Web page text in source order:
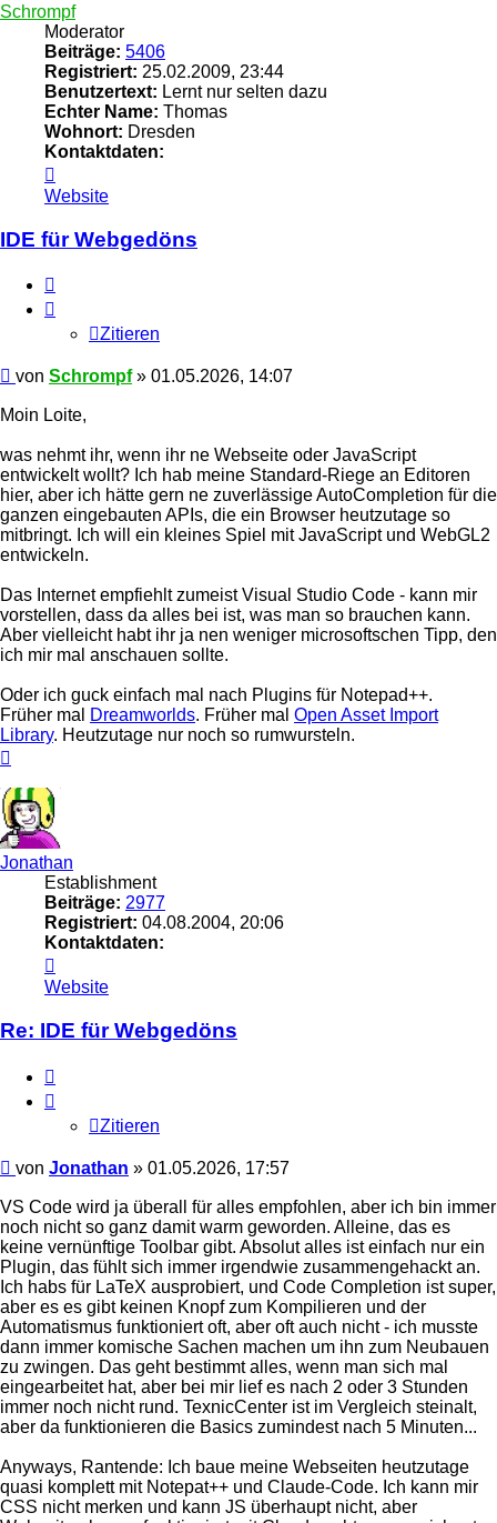
Schrompf
Moderator
Beiträge: 5406
Registriert: 25.02.2009, 23:44
Benutzertext: Lernt nur selten dazu
Echter Name: Thomas
Wohnort: Dresden
Kontaktdaten:
von
Schrompf
Website
IDE für Webgedöns
Zitieren
Beitrag
von Schrompf» 01.05.2026, 14:07
Moin Loite,
was nehmt ihr, wenn ihr ne Webseite oder JavaScript
entwickelt wollt? Ich hab meine Standard-Riege an Editoren
hier, aber ich hätte gern ne zuverlässige AutoCompletion für die
ganzen eingebauten APIs, die ein Browser heutzutage so
mitbringt. Ich will ein kleines Spiel mit JavaScript und WebGL2
entwickeln.
Das Internet empfiehlt zumeist Visual Studio Code - kann mir
vorstellen, dass da alles bei ist, was man so brauchen kann.
Aber vielleicht habt ihr ja nen weniger microsoftschen Tipp, den
ich mir mal anschauen sollte.
Oder ich guck einfach mal nach Plugins für Notepad++.
Früher mal
Dreamworlds. Früher mal Open Asset Import
Library. Heutzutage nur noch so rumwursteln.
Jonathan
Establishment
Beiträge: 2977
Registriert: 04.08.2004, 20:06
Kontaktdaten:
von
Jonathan
Website
Re: IDE für Webgedöns
Zitieren
Beitrag
von Jonathan » 01.05.2026, 17:57
VS Code wird ja überall für alles empfohlen, aber ich bin immer
noch nicht so ganz damit warm geworden. Alleine, das es
keine vernünftige Toolbar gibt. Absolut alles ist einfach nur ein
Plugin, das fühlt sich immer irgendwie zusammengehackt an.
Ich habs für LaTeX ausprobiert, und Code Completion ist super,
aber es es gibt keinen Knopf zum Kompilieren und der
Automatismus funktioniert oft, aber oft auch nicht - ich musste
dann immer komische Sachen machen um ihn zum Neubauen
zu zwingen. Das geht bestimmt alles, wenn man sich mal
eingearbeitet hat, aber bei mir lief es nach 2 oder 3 Stunden
immer noch nicht rund. TexnicCenter ist im Vergleich steinalt,
aber da funktionieren die Basics zumindest nach 5 Minuten...
Anyways, Rantende: Ich baue meine Webseiten heutzutage
quasi komplett mit Notepat++ und Claude-Code. Ich kann mir
CSS nicht merken und kann JS überhaupt nicht, aber